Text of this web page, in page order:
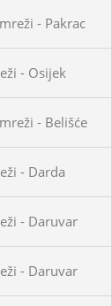
- Pakrac
- Osijek
- Belišće
- Darda
- Daruvar
- Daruvar